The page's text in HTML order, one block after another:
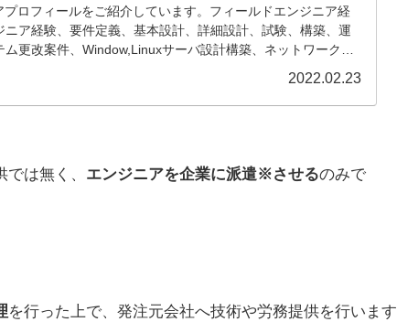
ロフィールをご紹介しています。フィールドエンジニア経
ニア経験、要件定義、基本設計、詳細設計、試験、構築、運
ム更改案件、Window,Linuxサーバ設計構築、ネットワーク構
2022.02.23
は無く、 エンジニアを企業に派遣※させるのみで
を行った上で、発注元会社へ技術や労務提供を行います